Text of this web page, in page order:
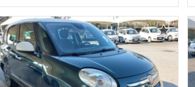
122.000 Km • Cambio Manuale (5) • Antracite
metallizzato • 5 Porte • ABS • Airbag • Airbag
laterali • Airbag Passeggero • Airbag testa •
Alzacristalli elettrici • Autoradio • Autoradio
digitale • Bluetooth • Bracciolo • Cerchi in lega •
Chiusura centralizzata • Climatizzatore •
Controllo trazione • Cruise Control • ESP •